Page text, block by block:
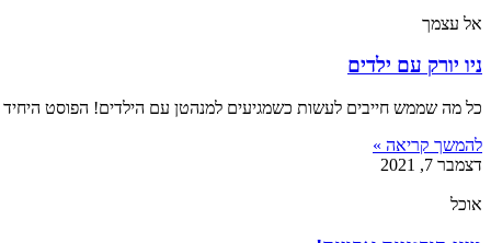
אל עצמך
ניו יורק עם ילדים
כל מה שממש חייבים לעשות כשמגיעים למנהטן עם הילדים! הפוסט
להמשך קריאה »
דצמבר 7, 2021
אוכל